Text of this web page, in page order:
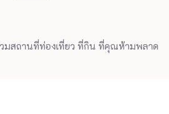
มสถานที่ท่องเที่ยว ที่กิน ที่คุณห้ามพลาด